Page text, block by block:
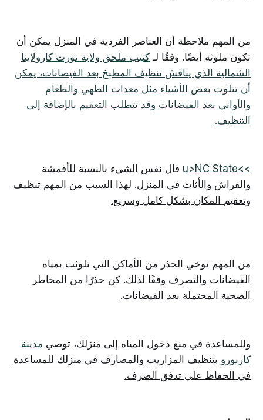
من المهم ملاحظة أن العناصر الفردية في المنزل يمكن أن
تكون ملوثة أيضًا. وفقًا لـ كتيب ملحق ولاية نورث كارولاينا
الشمالية الذي يناقش تنظيف المطبخ بعد الفيضانات، يمكن
أن تتلوث بعض الأشياء مثل معدات الطهي والطعام
والأواني بعد الفيضانات وقد تتطلب التعقيم بالإضافة إلى
التنظيف.
>>u>NC State
قال نفس الشيء بالنسبة للأقمشة
والفراش والأثاث في المنزل. لهذا السبب من المهم تنظيف
وتعقيم المكان بشكل كامل وسريع.
من المهم توخي الحذر من الأماكن التي تلوثت بمياه
الفيضانات والتصرف وفقًا لذلك. كن حذرًا من المخاطر
الصحية المحتملة بعد الفيضانات.
وللمساعدة في منع دخول المياه إلى منزلك، توصي مدينة
كاربورو بتنظيف المزاريب والمصارف في منزلك للمساعدة
في الحفاظ على تدفق الصرف.